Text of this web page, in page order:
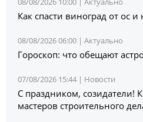
Как спасти виноград от ос
08/08/2026 06:00 | Актуально
Гороскоп: что обещают
07/08/2026 15:44 | Новости
С праздником, созидатели!
мастеров строительного